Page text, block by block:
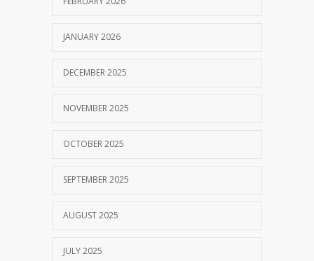
JANUARY 2026
DECEMBER 2025
NOVEMBER 2025
OCTOBER 2025
SEPTEMBER 2025
AUGUST 2025
JULY 2025